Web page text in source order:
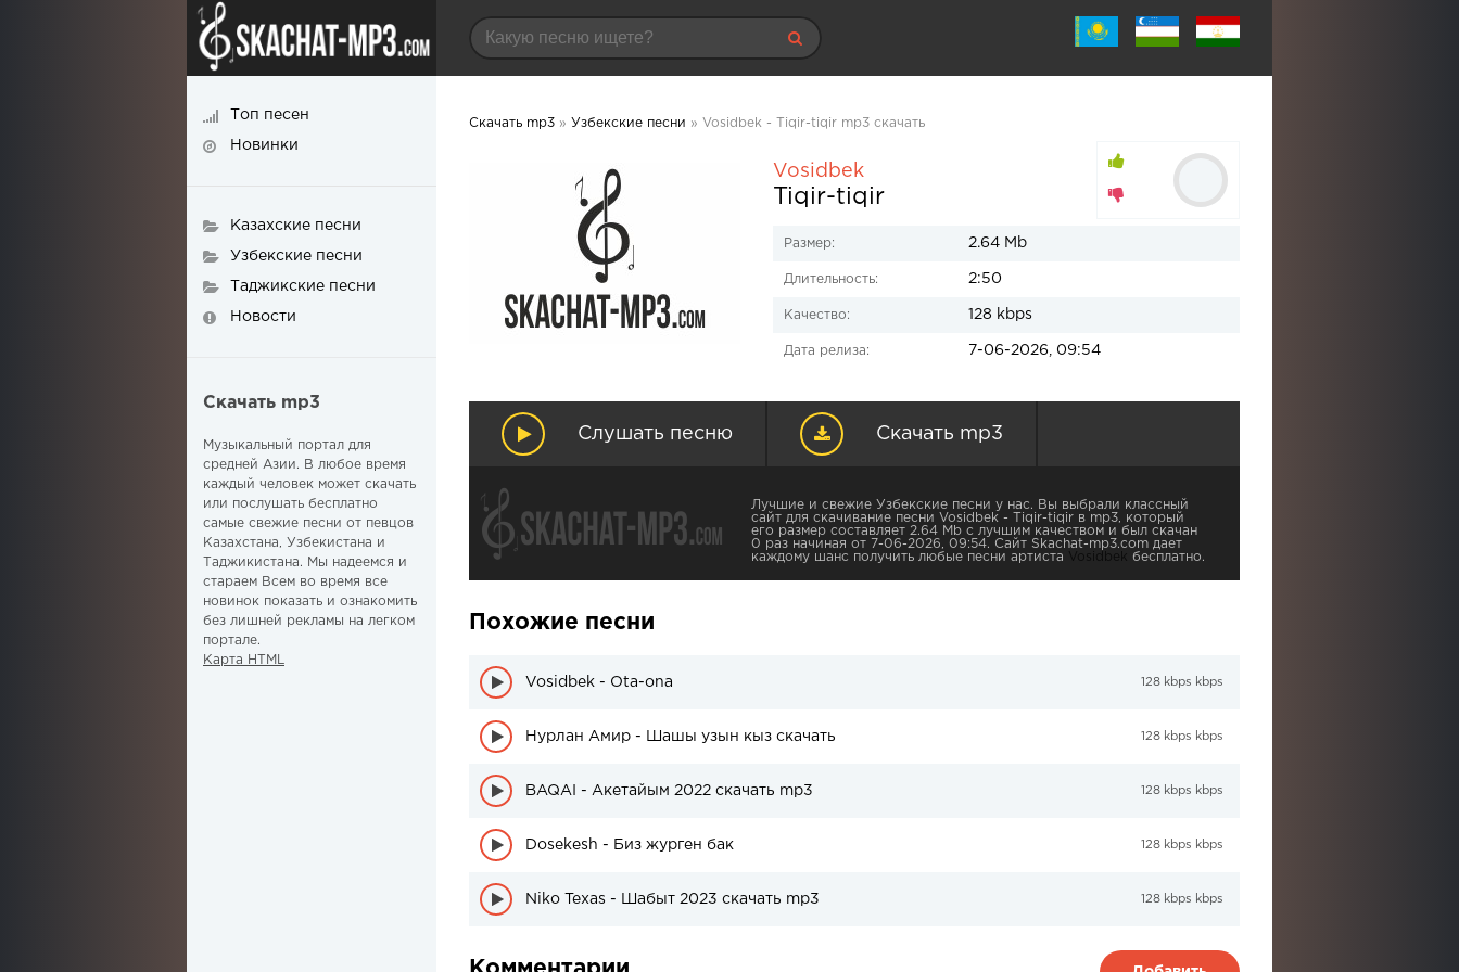
Скачать mp3 » Узбекские песни » Vosidbek - Tiqir-tiqir mp3 скачать
Vosidbek
Tiqir-tiqir
Размер: 2.64 Mb
Длительность: 2:50
Качество: 128 kbps
Дата релиза: 7-06-2026, 09:54
Слушать песню Скачать mp3
Лучшие и свежие Узбекские песни у нас. Вы выбрали классный
сайт для скачивание песни Vosidbek - Tiqir-tiqir в mp3, который
его размер составляет 2.64 Mb с лучшим качеством и был скачан
0 раз начиная от 7-06-2026, 09:54. Сайт Skachat-mp3.com дает
каждому шанс получить любые песни артиста
бесплатно.
Похожие песни
Vosidbek - Ota-ona 128 kbps kbps
Нурлан Амир - Шашы узын кыз скачать 128 kbps kbps
BAQAI - Акетайым 2022 скачать mp3 128 kbps kbps
Dosekesh - Биз журген бак 128 kbps kbps
Niko Texas - Шабыт 2023 скачать mp3 128 kbps kbps
Топ песен
Новинки
Казахские песни
Узбекские песни
Таджикские песни
Новости
Скачать mp3
Музыкальный портал для
средней Азии. В любое время
каждый человек может скачать
или послушать бесплатно
самые свежие песни от певцов
Казахстана, Узбекистана и
Таджикистана. Мы надеемся и
стараем Всем во время все
новинок показать и ознакомить
без лишней рекламы на легком
портале.
Карта HTML